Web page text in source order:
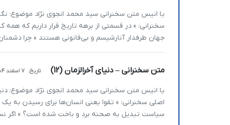
سخنرانی: » در قسمتی از برهه تاریخ قرار داریم که
جهان طرفدار آنارشیسم و بی­‌قانونی هستند » چرا
متن سخنرانی – دنیای آخرالزمان (12) تاریخ: 7 اسفند 1404
اصلی سخنرانی: » تقوا یعنی انسان­‌ها برای رسیدن به
سیاست تبدیل به صحنه برد و باخت شده است؟ » اگر